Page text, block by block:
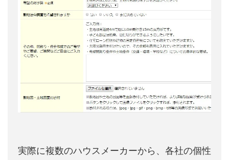
実際に複数のハウスメーカーから、各社の個性